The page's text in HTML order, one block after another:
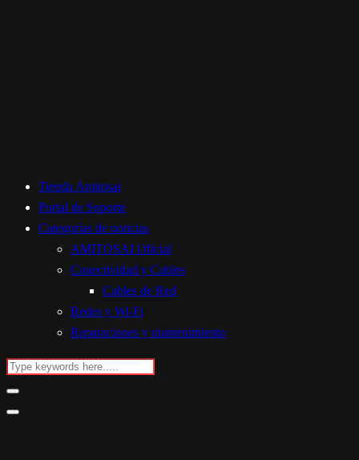
Tienda Amitosai
Portal de Soporte
Categorías de noticias
AMITOSAI Oficial
Conectividad y Cables
Cables de Red
Redes y Wi-Fi
Reparaciones y mantenimiento